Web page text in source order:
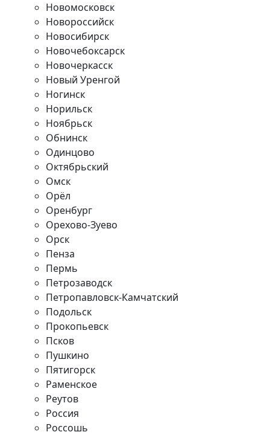
Новомосковск
Новороссийск
Новосибирск
Новочебоксарск
Новочеркасск
Новый Уренгой
Ногинск
Норильск
Ноябрьск
Обнинск
Одинцово
Октябрьский
Омск
Орёл
Оренбург
Орехово-Зуево
Орск
Пенза
Пермь
Петрозаводск
Петропавловск-Камчатский
Подольск
Прокопьевск
Псков
Пушкино
Пятигорск
Раменское
Реутов
Россия
Россошь